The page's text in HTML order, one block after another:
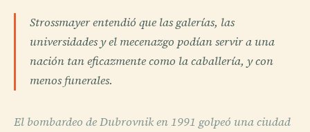
Strossmayer entendió que las galerías, las
universidades y el mecenazgo podían servir a una
nación tan eficazmente como la caballería, y con
menos funerales.
El bombardeo de Dubrovnik en 1991 golpeó una ciudad